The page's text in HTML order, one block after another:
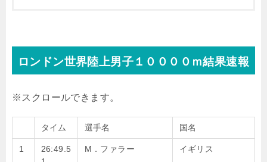
ロンドン世界陸上男子１００００ｍ結果速報
タイム 選手名 国名
1
26:49.5
M．ファラー イギリス